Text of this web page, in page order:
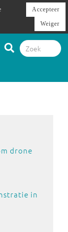
drone
in
Accepteer
Weiger